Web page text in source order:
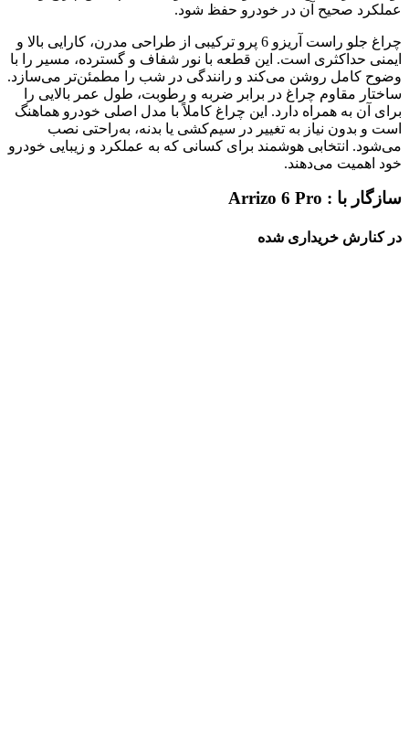
عملکرد صحیح آن در خودرو حفظ شود.
چراغ جلو راست آریزو 6 پرو ترکیبی از طراحی مدرن، کارایی بالا و
ایمنی حداکثری است. این قطعه با نور شفاف و گسترده، مسیر را با
وضوح کامل روشن می‌کند و رانندگی در شب را مطمئن‌تر می‌سازد.
ساختار مقاوم چراغ در برابر ضربه و رطوبت، طول عمر بالایی را
برای آن به همراه دارد. این چراغ کاملاً با مدل اصلی خودرو هماهنگ
است و بدون نیاز به تغییر در سیم‌کشی یا بدنه، به‌راحتی نصب
می‌شود. انتخابی هوشمند برای کسانی که به عملکرد و زیبایی خودرو
خود اهمیت می‌دهند.
سازگار با : Arrizo 6 Pro
در کنارش خریداری شده